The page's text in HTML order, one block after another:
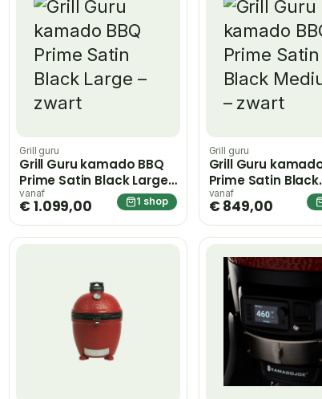
Grill guru
Grill Guru kamado BBQ
Prime Satin Black Large
– zwart
vanaf
€ 1.099,00 1 shop
Grill guru
Grill Guru
Prime Satin Black
Medium – zwart
vanaf
€ 849,00